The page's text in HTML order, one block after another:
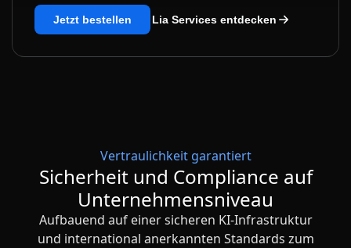
Jetzt bestellen Lia Services entdecken
Vertraulichkeit garantiert
Sicherheit und Compliance auf
Unternehmensniveau
Aufbauend auf einer sicheren KI-Infrastruktur
und international anerkannten Standards zum